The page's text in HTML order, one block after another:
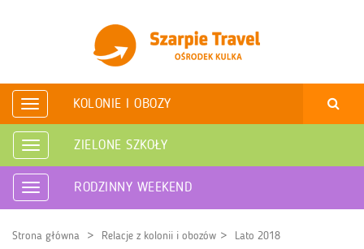
Rozwiń
nawigację
KOLONIE I OBOZY
Rozwiń
nawigację
ZIELONE SZKOŁY
Rozwiń
nawigację
RODZINNY WEEKEND
Strona główna Relacje z kolonii i obozów
Lato 2018